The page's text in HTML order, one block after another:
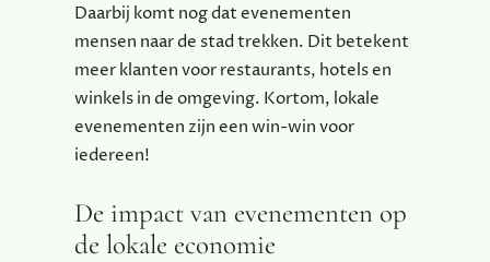
Daarbij komt nog dat evenementen
mensen naar de stad trekken. Dit betekent
meer klanten voor restaurants, hotels en
winkels in de omgeving. Kortom, lokale
evenementen zijn een win-win voor
iedereen!
De impact van evenementen op
de lokale economie